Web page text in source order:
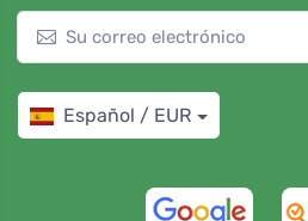
Español / EUR